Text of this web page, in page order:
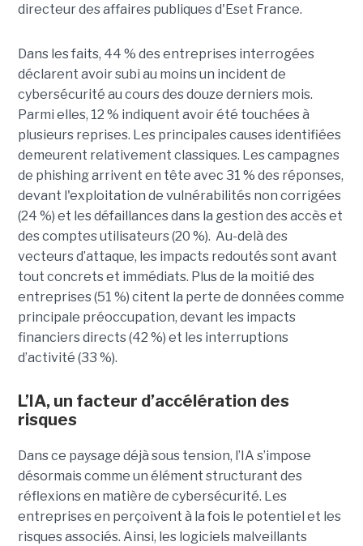
directeur des affaires publiques d'Eset France.
Dans les faits, 44 % des entreprises interrogées
déclarent avoir subi au moins un incident de
cybersécurité au cours des douze derniers mois.
Parmi elles, 12 % indiquent avoir été touchées à
plusieurs reprises. Les principales causes identifiées
demeurent relativement classiques. Les campagnes
de phishing arrivent en tête avec 31 % des réponses,
devant l'exploitation de vulnérabilités non corrigées
(24 %) et les défaillances dans la gestion des accès et
des comptes utilisateurs (20 %). Au-delà des
vecteurs d’attaque, les impacts redoutés sont avant
tout concrets et immédiats. Plus de la moitié des
entreprises (51 %) citent la perte de données comme
principale préoccupation, devant les impacts
financiers directs (42 %) et les interruptions
d’activité (33 %).
L’IA, un facteur d’accélération des
risques
Dans ce paysage déjà sous tension, l’IA s’impose
désormais comme un élément structurant des
réflexions en matière de cybersécurité. Les
entreprises en perçoivent à la fois le potentiel et les
risques associés. Ainsi, les logiciels malveillants